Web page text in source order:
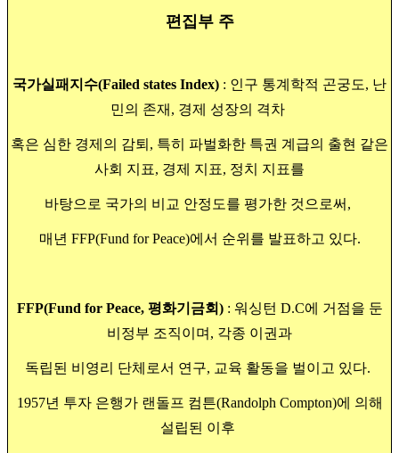
편집부 주
국가실패지수(Failed states Index) : 인구 통계학적 곤궁도, 난
민의 존재, 경제 성장의 격차
혹은 심한 경제의 감퇴, 특히 파벌화한 특권 계급의 출현 같은
사회 지표, 경제 지표, 정치 지표를
바탕으로 국가의 비교 안정도를 평가한 것으로써,
매년 FFP(Fund for Peace)에서 순위를 발표하고 있다.
FFP(Fund for Peace, 평화기금회): 워싱턴 D.C에 거점을 둔
비정부 조직이며, 각종 이권과
독립된 비영리 단체로서 연구, 교육 활동을 벌이고 있다.
1957년 투자 은행가 랜돌프 컴튼(Randolph Compton)에 의해
설립된 이후